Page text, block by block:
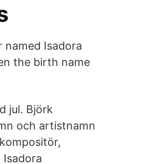
named Isadora
the birth name
jul. Björk
och artistnamn